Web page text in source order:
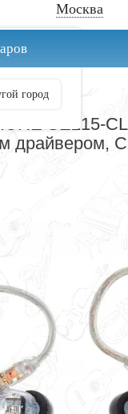
Москва
город
SE215-
драйвером,